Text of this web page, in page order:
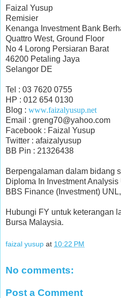
Faizal Yusup
Remisier
Kenanga Investment Bank
Quattro West, Ground Floor
No 4 Lorong Persiaran Barat
46200 Petaling Jaya
Selangor DE
Tel : 03 7620 0755
HP : 012 654 0130
Blog : www.faizalyusup.net
Email : greng70@yahoo.com
Facebook : Faizal Yusup
Twitter : afaizalyusup
BB Pin : 21326438
Berpengalaman dalam bidang
Diploma In Investment
BBS Finance (Investment)
Hubungi FY untuk keterangan
Bursa Malaysia.
faizal yusup at 10:22 PM
No comments:
Post a Comment